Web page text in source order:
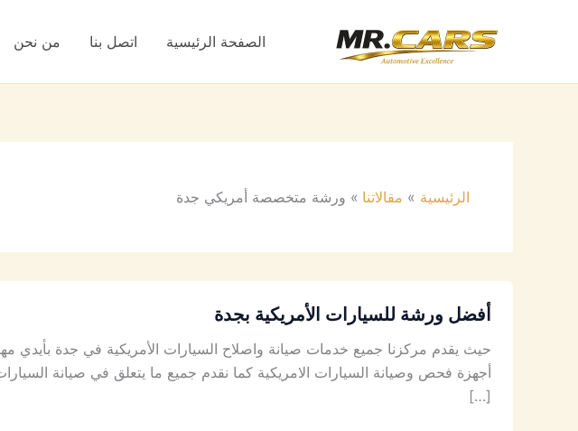
الصفحة الرئيسية اتصل بنا من نحن
الرئيسية مقالاتنا ورشة متخصصة أمريكي جدة
أفضل ورشة للسيارات الأمريكية بجدة
حيث يقدم مركزنا جميع خدمات صيانة واصلاح السيارات الأمريكية في جدة بأيدي
أجهزة فحص وصيانة السيارات الامريكية كما نقدم جميع ما يتعلق في صيانة
[…]